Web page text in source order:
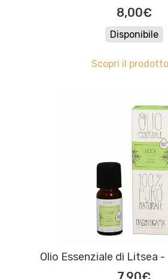
8,00€
Disponibile
Scopri il prodotto
Olio Essenziale di Litsea